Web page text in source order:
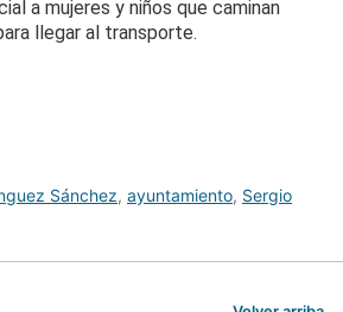
a mujeres y niños que caminan
llegar al transporte.
Sánchez, ayuntamiento, Sergio